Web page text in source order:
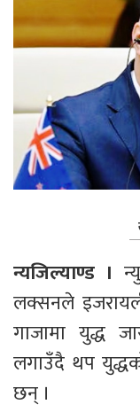
न्यजिल्याण्ड ।
लक्सनले इजरायली
गाजामा युद्ध
लगाउँदै थप
छन् ।